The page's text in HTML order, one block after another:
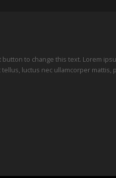
button to change this text. Lorem
tellus, luctus nec ullamcorper mattis,